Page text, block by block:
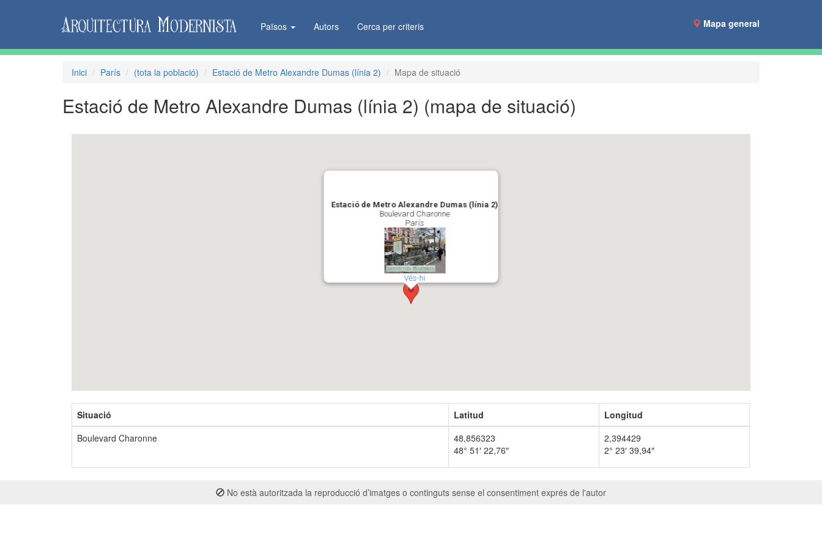
Països Autors Cerca per criteris Mapa general
Inici París (tota la població) Estació de Metro Alexandre Dumas (línia 2) Mapa de situació
Estació de Metro Alexandre Dumas (línia 2) (mapa de situació)
Estació de Metro Alexandre Dumas (línia 2)
Boulevard Charonne
París
Vés-hi
Situació Latitud
Longitud
Boulevard Charonne
48,856323
48° 51′ 22,76″
2,394429
2° 23′ 39,94″
No està autoritzada la reproducció d’imatges o continguts sense el consentiment exprés de l'autor